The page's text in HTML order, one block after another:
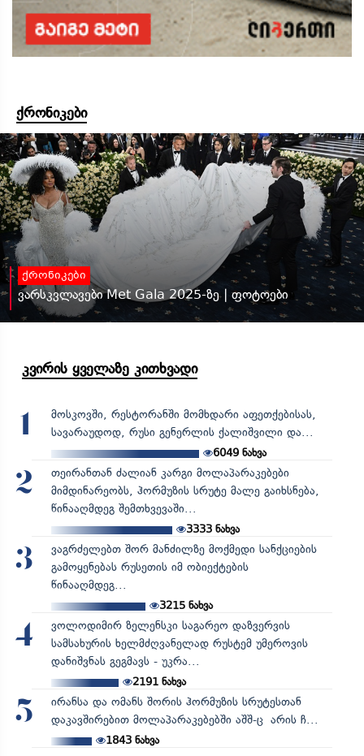
ქრონიკები
ქრონიკები
ვარსკვლავები Met Gala 2025-ზე | ფოტოები
კვირის ყველაზე კითხვადი
1
მოსკოვში, რესტორანში მომხდარი აფეთქებისას,
სავარაუდოდ, რუსი გენერლის ქალიშვილი და...
6049 ნახვა
2
თეირანთან ძალიან კარგი მოლაპარაკებები
მიმდინარეობს, ჰორმუზის სრუტე მალე გაიხსნება,
წინააღმდეგ შემთხვევაში...
3333ნახვა
3
ვაგრძელებთ შორ მანძილზე მოქმედი სანქციების
გამოყენებას რუსეთის იმ ობიექტების
წინააღმდეგ...
3215ნახვა
4
ვოლოდიმირ ზელენსკი საგარეო დაზვერვის
სამსახურის ხელმძღვანელად რუსტემ უმეროვის
დანიშვნას გეგმავს - უკრა...
2191ნახვა
5
ირანსა და ომანს შორის ჰორმუზის სრუტესთან
დაკავშირებით მოლაპარაკებებში აშშ-ც არის ჩ...
1843ნახვა